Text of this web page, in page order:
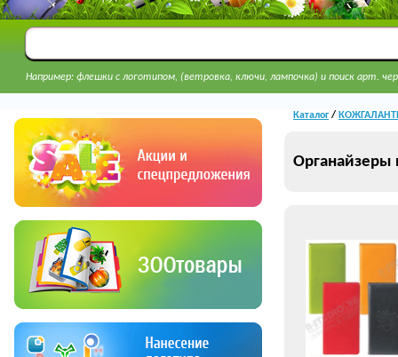
Например: флешки с логотипом, (ветровка, ключи, лампочка) и поиск арт.
Каталог/
Органайзеры